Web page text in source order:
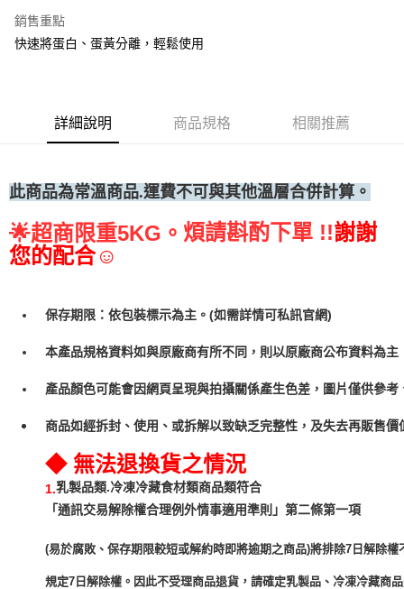
(請點開選項勾選)
每筆NT$250
銷售重點
快速將蛋白、蛋黃分離，輕鬆使用
詳細說明 商品規格 相關推薦
此商品為常溫商品.運費不可與其他溫層合併計算。
🌟超商限重5KG。 煩請斟酌下單 !!謝謝
您的配合☺
保存期限：依包裝標示為主。(如需詳情可私訊官網)
本產品規格資料如與原廠商有所不同，則以原廠商公布資料為主
產品顏色可能會因網頁呈現與拍攝關係產生色差，圖片僅供參
商品如經拆封、使用、或拆解以致缺乏完整性，及失去再販售
◆ 無法退換貨之情況
1.乳製品類.冷凍冷藏食材類商品類符合
「通訊交易解除權合理例外情事適用準則」第二條第一項
(易於腐敗、保存期限較短或解約時即將逾期之商品)將排除7日解除權
規定7日解除權。因此不受理商品退貨，請確定乳製品、冷凍冷藏商